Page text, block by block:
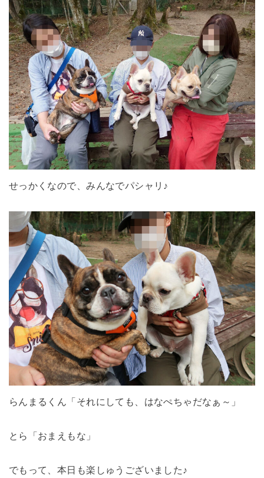
せっかくなので、みんなでパシャリ♪
らんまるくん「それにしても、はなぺちゃだなぁ～」
とら「おまえもな」
でもって、本日も楽しゅうございました♪